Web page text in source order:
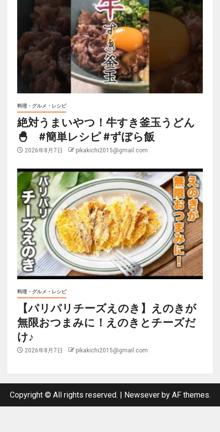
料理・グルメ・レシピ
絶対うまいやつ！牛すき釜玉うどん
🐣 #簡単レシピ #ずぼら飯
2026年8月7日 pikakichi2015@gmail.com
料理・グルメ・レシピ
【パリパリチーズえのき】えのきが
無限おつまみに！えのきとチーズだ
け♪
2026年8月7日 pikakichi2015@gmail.com
Copyright © All rights reserved. | Newseverby AF themes.